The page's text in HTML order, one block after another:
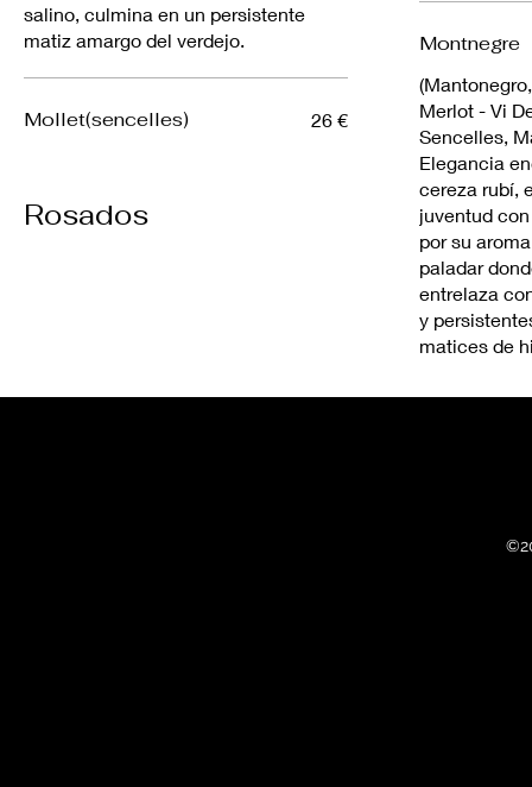
salino, culmina en un persistente
matiz amargo del verdejo.
Mollet(sencelles) 26 €
Rosados
Montnegre
Merlot - Vi
Sencelles,
Elegancia
cereza rubí,
juventud
por su
paladar
entrelaza
y
matices de